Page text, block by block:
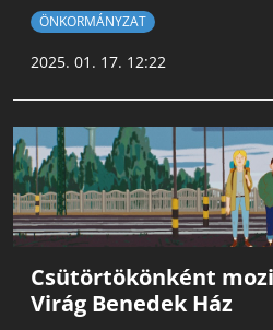
ÖNKORMÁNYZAT
2025. 01. 17. 12:22
Csütörtökönként
Virág Benedek Ház